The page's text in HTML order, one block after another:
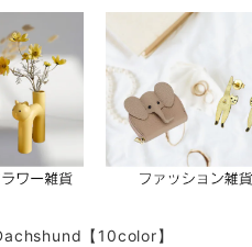
【10color】